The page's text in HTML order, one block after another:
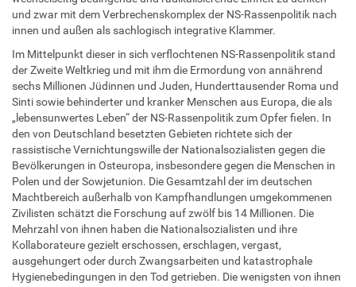
und zwar mit dem Verbrechenskomplex der NS-Rassenpolitik nach
innen und außen als sachlogisch integrative Klammer.
Im Mittelpunkt dieser in sich verflochtenen NS-Rassen­politik stand
der Zweite Weltkrieg und mit ihm die Ermor­dung von annährend
sechs Millionen Jüdinnen und Juden, Hunderttausender Roma und
Sinti sowie behinderter und kranker Menschen aus Europa, die als
„lebensunwertes Leben“ der NS-Rassenpolitik zum Opfer fielen. In
den von Deutschland besetzten Gebieten richtete sich der
rassistische Vernichtungswille der Nationalsozialisten gegen die
Bevöl­kerungen in Osteuropa, insbesondere gegen die Menschen in
Polen und der Sowjetunion. Die Gesamtzahl der im deutschen
Machtbereich außerhalb von Kampfhandlungen umgekommenen
Zivilisten schätzt die Forschung auf zwölf bis 14 Millionen. Die
Mehrzahl von ihnen haben die Nationalsozialisten und ihre
Kollaborateure gezielt erschossen, erschlagen, vergast,
ausgehungert oder durch Zwangsarbeiten und katastrophale
Hygienebedingun­gen in den Tod getrieben. Die wenigsten von ihnen